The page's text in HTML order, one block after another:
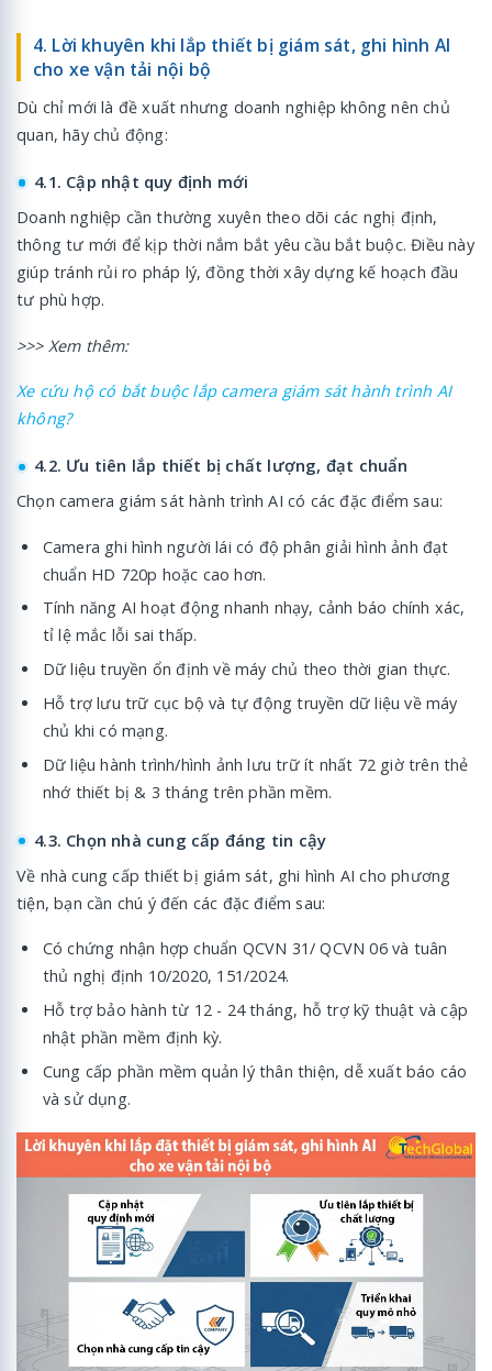
4. Lời khuyên khi lắp thiết bị giám sát, ghi hình AI
cho xe vận tải nội bộ
Dù chỉ mới là đề xuất nhưng doanh nghiệp không nên chủ
quan, hãy chủ động:
4.1. Cập nhật quy định mới
Doanh nghiệp cần thường xuyên theo dõi các nghị định,
thông tư mới để kịp thời nắm bắt yêu cầu bắt buộc. Điều này
giúp tránh rủi ro pháp lý, đồng thời xây dựng kế hoạch đầu
tư phù hợp.
>>> Xem thêm:
Xe cứu hộ có bắt buộc lắp camera giám sát hành trình AI
không?
4.2. Ưu tiên lắp thiết bị chất lượng, đạt chuẩn
Chọn camera giám sát hành trình AI có các đặc điểm sau:
Camera ghi hình người lái có độ phân giải hình ảnh đạt
chuẩn HD 720p hoặc cao hơn.
Tính năng AI hoạt động nhanh nhạy, cảnh báo chính xác,
tỉ lệ mắc lỗi sai thấp.
Dữ liệu truyền ổn định về máy chủ theo thời gian thực.
Hỗ trợ lưu trữ cục bộ và tự động truyền dữ liệu về máy
chủ khi có mạng.
Dữ liệu hành trình/hình ảnh lưu trữ ít nhất 72 giờ trên thẻ
nhớ thiết bị & 3 tháng trên phần mềm.
4.3. Chọn nhà cung cấp đáng tin cậy
Về nhà cung cấp thiết bị giám sát, ghi hình AI cho phương
tiện, bạn cần chú ý đến các đặc điểm sau:
Có chứng nhận hợp chuẩn QCVN 31/ QCVN 06 và tuân
thủ nghị định 10/2020, 151/2024.
Hỗ trợ bảo hành từ 12 - 24 tháng, hỗ trợ kỹ thuật và cập
nhật phần mềm định kỳ.
Cung cấp phần mềm quản lý thân thiện, dễ xuất báo cáo
và sử dụng.